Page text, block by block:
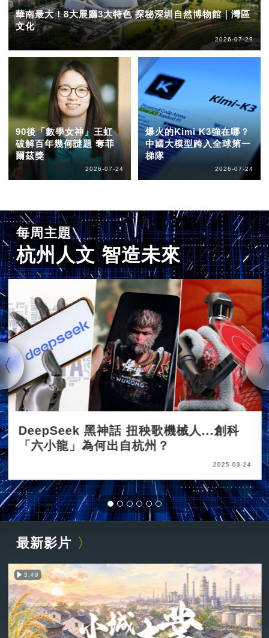
華南最大！8大展廳3大特色 探秘深圳自然博物館｜灣區
文化
2026-07-29
90後「數學女神」王虹
破解百年幾何謎題 奪菲
爾茲獎
2026-07-24
爆火的Kimi K3強在哪？
中國大模型跨入全球第一
梯隊
2026-07-24
每周主題
杭州人文 智造未來
DeepSeek 黑神話 扭秧歌機械人...創科
「六小龍」為何出自杭州？
2025-03-24
最新影片
3:49